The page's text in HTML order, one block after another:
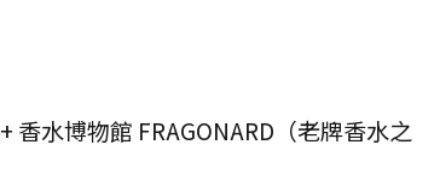
水博物館 FRAGONARD（老牌香水之